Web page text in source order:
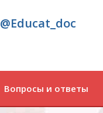
@Educat_doc
Вопросы и ответы